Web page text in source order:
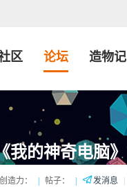
区 论坛 造物记
我的神奇电脑》
创造力： 帖子： 发消息